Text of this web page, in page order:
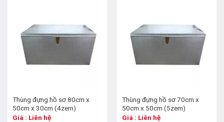
Thùng đựng hồ sơ 80cm x
50cm x 30cm (4zem)
Giá : Liên hệ
Thùng đựng hồ sơ 70cm x
50cm x 50cm (5zem)
Giá : Liên hệ